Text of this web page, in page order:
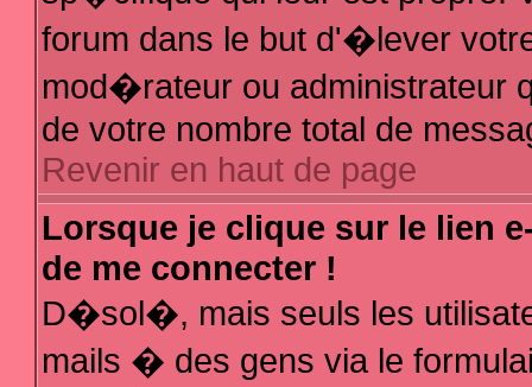
forum dans le but d'�lever
mod�rateur ou administrateur
de votre nombre total de
Revenir en haut de page
Lorsque je clique sur le lien
de me connecter !
D�sol�, mais seuls les
mails � des gens via le